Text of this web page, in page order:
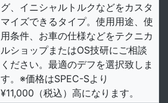
グ、イニシャルトルクなどをカスタ
マイズできるタイプ。使用用途、使
用条件、お車の仕様などをテクニカ
ルショップまたはOS技研にご相談
ください。最適のデフを選択致しま
す。※価格はSPEC-Sより
¥11,000（税込）高になります。